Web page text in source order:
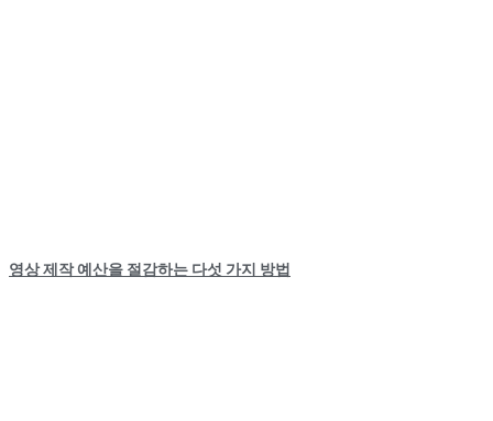
영상 제작 예산을 절감하는 다섯 가지 방법